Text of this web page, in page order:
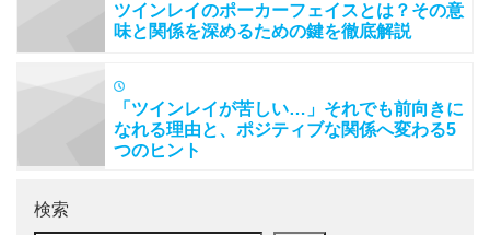
ツインレイのポーカーフェイスとは？その意
味と関係を深めるための鍵を徹底解説
「ツインレイが苦しい…」それでも前向きに
なれる理由と、ポジティブな関係へ変わる5
つのヒント
検索